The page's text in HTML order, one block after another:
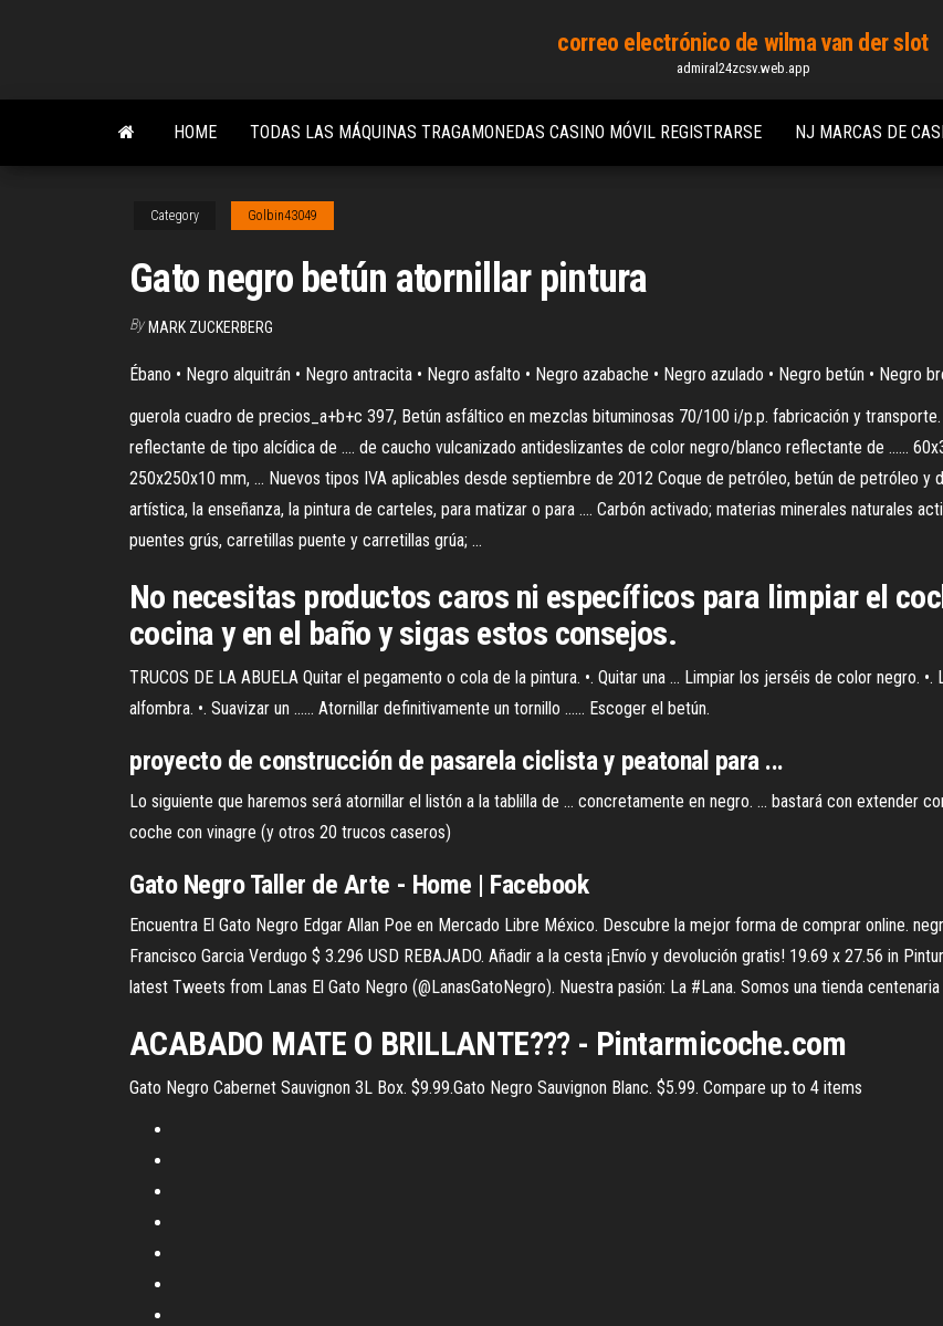
content
correo electrónico de wilma van der slot
admiral24zcsv.web.app
HOME TODAS LAS MÁQUINAS TRAGAMONEDAS CASINO MÓVIL REGISTRARSE NJ MARCAS DE
Category Golbin43049
Gato negro betún atornillar pintura
By MARK ZUCKERBERG
Ébano • Negro alquitrán • Negro antracita • Negro asfalto • Negro azabache • Negro azulado • Negro betún • Negro
guerola cuadro de precios_a+b+c 397, Betún asfáltico en mezclas bituminosas 70/100 i/p.p. fabricación y transporte.
reflectante de tipo alcídica de .... de caucho vulcanizado antideslizantes de color negro/blanco reflectante de ......
250x250x10 mm, ... Nuevos tipos IVA aplicables desde septiembre de 2012 Coque de petróleo, betún de petróleo y
artística, la enseñanza, la pintura de carteles, para matizar o para .... Carbón activado; materias minerales naturales
puentes grús, carretillas puente y carretillas grúa; ...
No necesitas productos caros ni específicos para limpiar el
cocina y en el baño y sigas estos consejos.
TRUCOS DE LA ABUELA Quitar el pegamento o cola de la pintura. •. Quitar una ... Limpiar los jerséis de color negro.
alfombra. •. Suavizar un ...... Atornillar definitivamente un tornillo ...... Escoger el betún.
proyecto de construcción de pasarela ciclista y peatonal para ...
Lo siguiente que haremos será atornillar el listón a la tablilla de ... concretamente en negro. ... bastará con extender
coche con vinagre (y otros 20 trucos caseros)
Gato Negro Taller de Arte - Home | Facebook
Encuentra El Gato Negro Edgar Allan Poe en Mercado Libre México. Descubre la mejor forma de comprar online.
Francisco Garcia Verdugo $ 3.296 USD REBAJADO. Añadir a la cesta ¡Envío y devolución gratis! 19.69 x 27.56 in
latest Tweets from Lanas El Gato Negro (@LanasGatoNegro). Nuestra pasión: La #Lana. Somos una tienda
ACABADO MATE O BRILLANTE??? - Pintarmicoche.com
Gato Negro Cabernet Sauvignon 3L Box. $9.99.Gato Negro Sauvignon Blanc. $5.99. Compare up to 4 items